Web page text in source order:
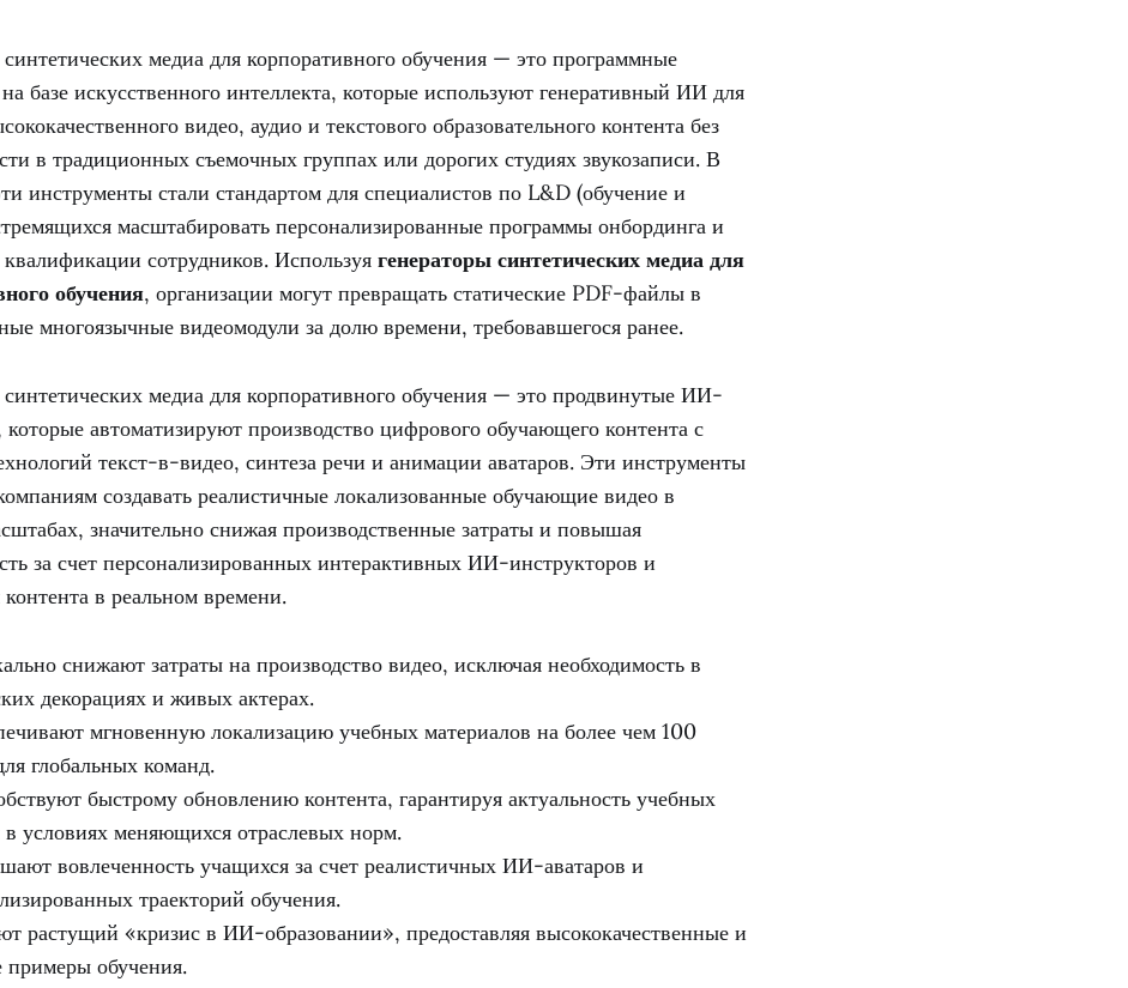
медиа для корпоративного обучения — это программные
базе искусственного интеллекта, которые используют генеративный ИИ для
видео, аудио и текстового образовательного контента без
в традиционных съемочных группах или дорогих студиях звукозаписи. В
инструменты стали стандартом для специалистов по L&D (обучение и
масштабировать персонализированные программы онбординга и
сотрудников. Используя генераторы синтетических медиа для
обучения, организации могут превращать статические PDF-файлы в
многоязычные видеомодули за долю времени, требовавшегося ранее.
медиа для корпоративного обучения — это продвинутые ИИ-
автоматизируют производство цифрового обучающего контента с
текст-в-видео, синтеза речи и анимации аватаров. Эти инструменты
создавать реалистичные локализованные обучающие видео в
значительно снижая производственные затраты и повышая
за счет персонализированных интерактивных ИИ-инструкторов и
в реальном времени.
снижают затраты на производство видео, исключая необходимость в
декорациях и живых актерах.
мгновенную локализацию учебных материалов на более чем 100
глобальных команд.
быстрому обновлению контента, гарантируя актуальность учебных
в условиях меняющихся отраслевых норм.
вовлеченность учащихся за счет реалистичных ИИ-аватаров и
траекторий обучения.
растущий «кризис в ИИ-образовании», предоставляя высококачественные и
примеры обучения.